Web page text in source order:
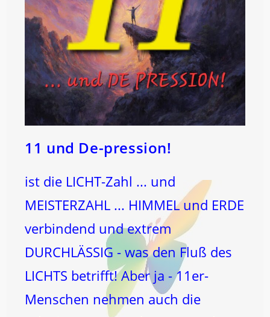
11 und De-pression!
ist die LICHT-Zahl ... und
MEISTERZAHL ... HIMMEL und ERDE
verbindend und extrem
DURCHLÄSSIG - was den Fluß des
LICHTS betrifft! Aber ja - 11er-
Menschen nehmen auch die